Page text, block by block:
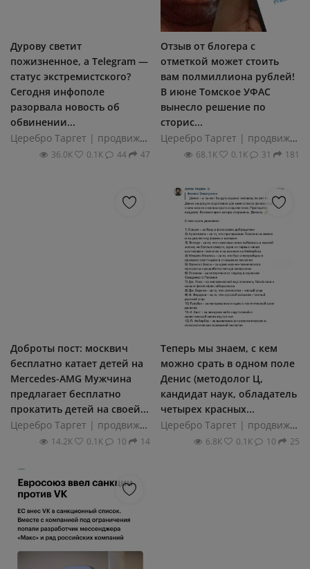
Дурову светит
пожизненное, а Telegram —
статус экстремистского?
Сегодня инфополе
разорвала новость об
обвинении...
Церебро Таргет | продвижение
36.0К 0.1К 44 47
Отзыв от блогера с
отметкой может стоить
вам полмиллиона рублей!
В июне Томское УФАС
вынесло решение по
сторис...
Церебро Таргет | продвижение
68.1К 0.1К 31 181
Доброты пост: москвич
бесплатно катает детей на
Mercedes-AMG Мужчина
предлагает бесплатно
прокатить детей на своей...
Церебро Таргет | продвижение
14.2К 0.1К 10 14
Теперь мы знаем, с кем
можно срать в одном поле
Денис (методолог Ц,
кандидат наук, обладатель
четырех красных...
Церебро Таргет | продвижение
6.8К 0.1К 10 25